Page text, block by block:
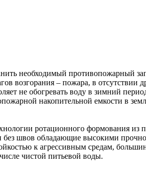
необходимый противопожарный
возгорания – пожара, в отсутствии
не обогревать воду в зимний
накопительной емкости в
ротационного формования
швов обладающие высокими
к агрессивным средам,
чистой питьевой воды.